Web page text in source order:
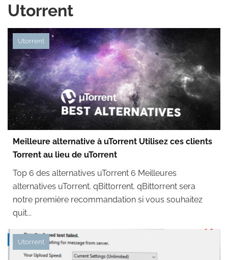
Utorrent
Utorrent
Meilleure alternative à uTorrent Utilisez ces clients
Torrent au lieu de uTorrent
Top 6 des alternatives uTorrent 6 Meilleures
alternatives uTorrent. qBittorrent. qBittorrent sera
notre première recommandation si vous souhaitez
quit...
Utorrent